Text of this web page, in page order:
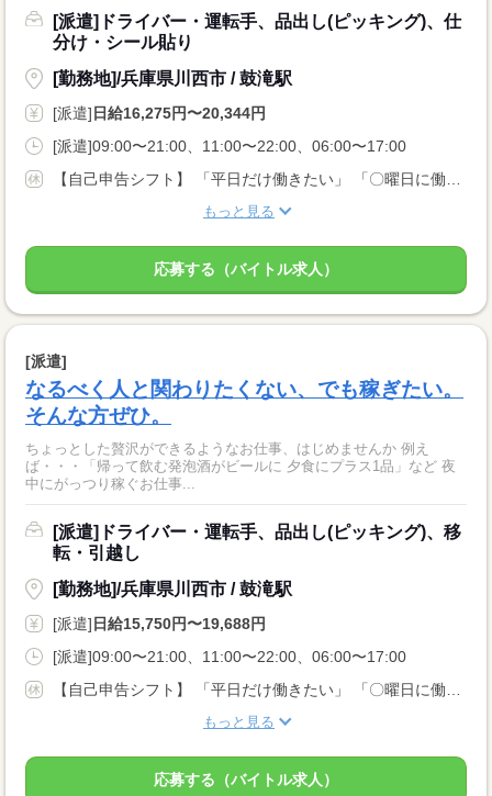
[派遣]ドライバー・運転手、品出し(ピッキング)、仕
分け・シール貼り
[勤務地]/兵庫県川西市 / 鼓滝駅
[派遣] 日給16,275円〜20,344円
[派遣]09:00〜21:00、11:00〜22:00、06:00〜17:00
もっと見る
応募する（バイトル求人）
[派遣]
なるべく人と関わりたくない、でも稼ぎたい。
そんな方ぜひ。
ちょっとした贅沢ができるようなお仕事、はじめませんか 例え
ば・・・「帰って飲む発泡酒がビールに 夕食にプラス1品」など 夜
中にがっつり稼ぐお仕事...
[派遣]ドライバー・運転手、品出し(ピッキング)、移
転・引越し
[勤務地]/兵庫県川西市 / 鼓滝駅
[派遣] 日給15,750円〜19,688円
[派遣]09:00〜21:00、11:00〜22:00、06:00〜17:00
もっと見る
応募する（バイトル求人）